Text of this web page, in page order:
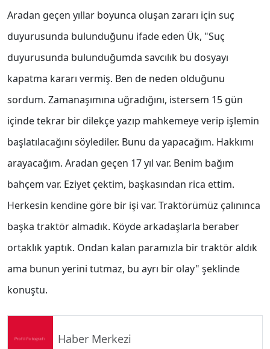
Aradan geçen yıllar boyunca oluşan zararı için suç
duyurusunda bulunduğunu ifade eden Ük, "Suç
duyurusunda bulunduğumda savcılık bu dosyayı
kapatma kararı vermiş. Ben de neden olduğunu
sordum. Zamanaşımına uğradığını, istersem 15 gün
içinde tekrar bir dilekçe yazıp mahkemeye verip işlemin
başlatılacağını söylediler. Bunu da yapacağım. Hakkımı
arayacağım. Aradan geçen 17 yıl var. Benim bağım
bahçem var. Eziyet çektim, başkasından rica ettim.
Herkesin kendine göre bir işi var. Traktörümüz çalınınca
başka traktör almadık. Köyde arkadaşlarla beraber
ortaklık yaptık. Ondan kalan paramızla bir traktör aldık
ama bunun yerini tutmaz, bu ayrı bir olay" şeklinde
konuştu.
Haber Merkezi